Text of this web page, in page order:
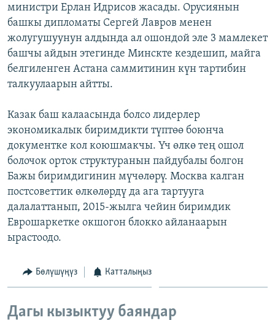
АЗАТТЫК+
ЫҢГАЙСЫЗ СУРООЛОР
ЭЕ/АРнун бардык сайттары
министри Ерлан Идрисов жасады. Орусиянын
башкы дипломаты Сергей Лавров менен
жолугушуунун алдында ал ошондой эле 3 мамлекет
башчы айдын этегинде Минскте кездешип, майга
белгиленген Астана саммитинин күн тартибин
талкуулаарын айтты.
Казак баш калаасында болсо лидерлер
экономикалык биримдикти түптөө боюнча
документке кол коюшмакчы. Үч өлкө тең ошол
болочок орток структуранын пайдубалы болгон
Бажы биримдигинин мүчөлөрү. Москва калган
постсоветтик өлкөлөрдү да ага тартууга
далалаттанып, 2015-жылга чейин биримдик
Еврошаркетке окшогон блокко айланаарын
ырастоодо.
Бөлүшүңүз Катталыңыз
Дагы кызыктуу баяндар